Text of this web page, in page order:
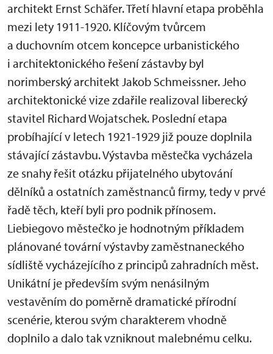
architekt Ernst Schäfer. Třetí hlavní etapa proběhla
mezi lety 1911-1920. Klíčovým tvůrcem
a duchovním otcem koncepce urbanistického
i architektonického řešení zástavby byl
norimberský architekt Jakob Schmeissner. Jeho
architektonické vize zdařile realizoval liberecký
stavitel Richard Wojatschek. Poslední etapa
probíhající v letech 1921-1929 již pouze doplnila
stávající zástavbu. Výstavba městečka vycházela
ze snahy řešit otázku přijatelného ubytování
dělníků a ostatních zaměstnanců firmy, tedy v prvé
řadě těch, kteří byli pro podnik přínosem.
Liebiegovo městečko je hodnotným příkladem
plánované tovární výstavby zaměstnaneckého
sídliště vycházejícího z principů zahradních měst.
Unikátní je především svým nenásilným
vestavěním do poměrně dramatické přírodní
scenérie, kterou svým charakterem vhodně
doplnilo a dalo tak vzniknout malebnému celku.